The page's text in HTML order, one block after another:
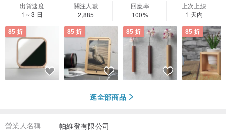
出貨速度
1～3 日
關注人數
2,885
回應率
100%
上次上線
1 天內
85 折 85 折 85 折 85 折
逛全部商品
營業人名稱
帕維登有限公司